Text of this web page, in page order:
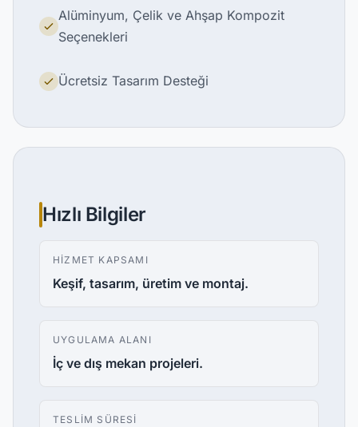
Alüminyum, Çelik ve Ahşap Kompozit
Seçenekleri
Ücretsiz Tasarım Desteği
Hızlı Bilgiler
HIZMET KAPSAMI
Keşif, tasarım, üretim ve montaj.
UYGULAMA ALANI
İç ve dış mekan projeleri.
TESLIM SÜRESI